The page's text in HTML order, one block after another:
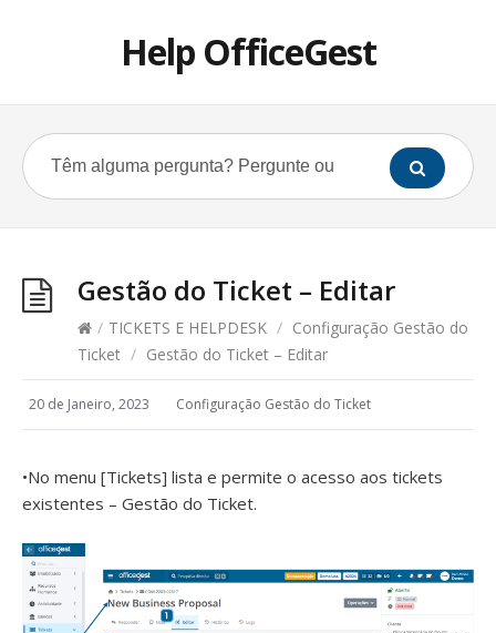
Help OfficeGest
Gestão do Ticket – Editar
/ TICKETS E HELPDESK / Configuração Gestão do
Ticket / Gestão do Ticket – Editar
20 de Janeiro, 2023 Configuração Gestão do Ticket
•No menu [Tickets] lista e permite o acesso aos tickets
existentes – Gestão do Ticket.